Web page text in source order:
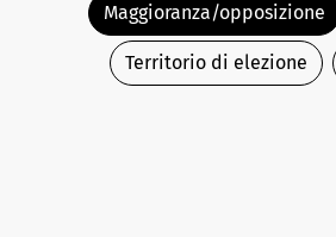
Maggioranza/opposizione
Territorio di elezione